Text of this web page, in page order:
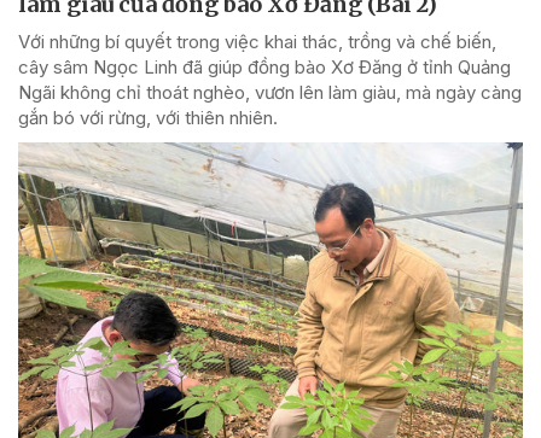
Với những bí quyết trong việc khai thác, trồng và chế biến,
cây sâm Ngọc Linh đã giúp đồng bào Xơ Đăng ở tỉnh Quảng
Ngãi không chỉ thoát nghèo, vươn lên làm giàu, mà ngày càng
gắn bó với rừng, với thiên nhiên.